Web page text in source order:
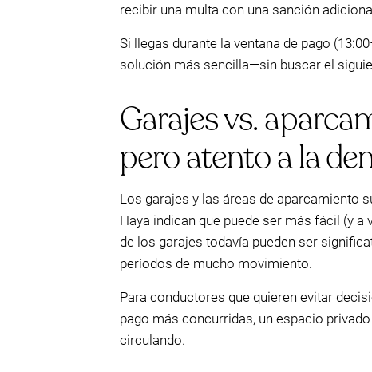
recibir una multa con una sanción
Si llegas durante la ventana de pago
solución más sencilla—sin buscar el
Garajes vs.
pero atento a la
Los garajes y las áreas de aparcamiento
Haya indican que puede ser más fácil (y
de los garajes todavía pueden ser
períodos de mucho movimiento.
Para conductores que quieren evitar
pago más concurridas, un espacio
circulando.